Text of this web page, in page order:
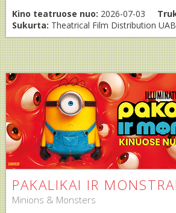
Kino teatruose nuo: 2026-07-03
Sukurta: Theatrical Film Distribution UAB
PAKALIKAI IR MONSTRAI
Minions & Monsters